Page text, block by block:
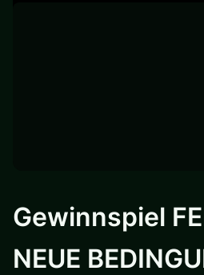
Gewinnspiel
NEUE